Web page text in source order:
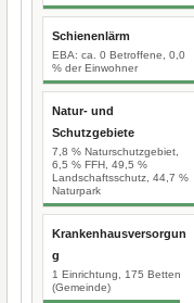
Schienenlärm
EBA: ca. 0 Betroffene, 0,0
% der Einwohner
Natur- und
Schutzgebiete
7,8 % Naturschutzgebiet,
6,5 % FFH, 49,5 %
Landschaftsschutz, 44,7 %
Naturpark
Krankenhausversorgun
g
1 Einrichtung, 175 Betten
(Gemeinde)